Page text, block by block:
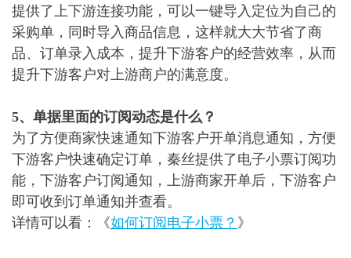
提供了上下游连接功能，可以一键导入定位为自己的
采购单，同时导入商品信息，这样就大大节省了商
品、订单录入成本，提升下游客户的经营效率，从而
提升下游客户对上游商户的满意度。
5、单据里面的订阅动态是什么？
为了方便商家快速通知下游客户开单消息通知，方便
下游客户快速确定订单，秦丝提供了电子小票订阅功
能，下游客户订阅通知，上游商家开单后，下游客户
即可收到订单通知并查看。
详情可以看：《如何订阅电子小票？ 》